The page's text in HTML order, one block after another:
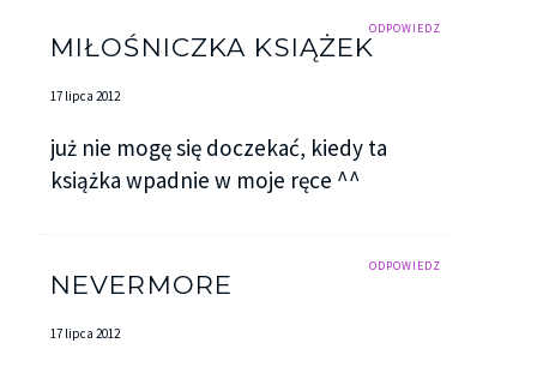
ODPOWIEDZ
MIŁOŚNICZKA KSIĄŻEK
17 lipca 2012
już nie mogę się doczekać, kiedy ta
książka wpadnie w moje ręce ^^
ODPOWIEDZ
NEVERMORE
17 lipca 2012